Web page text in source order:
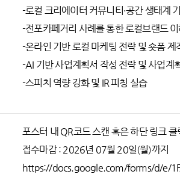
-로컬 크리에이터 커뮤니티·공간 생태계
-전포카페거리 사례를 통한 로컬브랜드
-온라인 기반 로컬 마케팅 전략 및 숏폼 제
-AI 기반 사업계획서 작성 전략 및 사업계
-스피치 역량 강화 및 IR 피칭 실습
포스터 내 QR코드 스캔 혹은 하단 링크 클
접수마감 : 2026년 07월 20일(월)까지
https://docs.google.com/forms/d/e/